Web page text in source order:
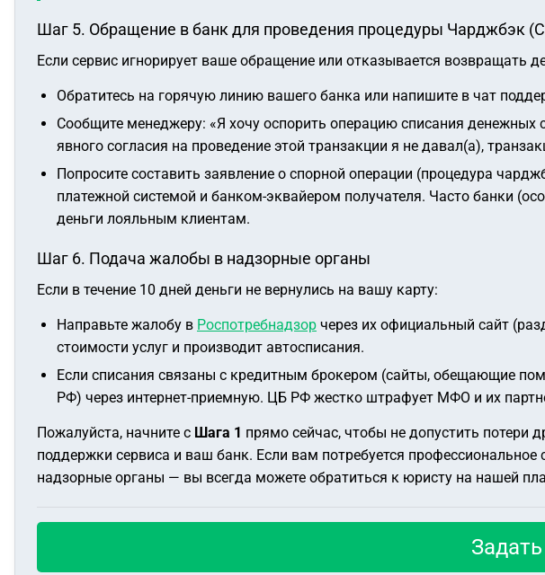
Шаг 5. Обращение в банк для проведения процедуры Чарджбэк
Если сервис игнорирует ваше обращение или отказывается возвращать
Обратитесь на горячую линию вашего банка или напишите в чат
Сообщите менеджеру: «Я хочу оспорить операцию списания денежных
явного согласия на проведение этой транзакции я не давал(а),
Попросите составить заявление о спорной операции (процедура
платежной системой и банком-эквайером получателя. Часто банки
деньги лояльным клиентам.
Шаг 6. Подача жалобы в надзорные органы
Если в течение 10 дней деньги не вернулись на вашу карту:
Направьте жалобу в Роспотребнадзор через их официальный сайт
стоимости услуг и производит автосписания.
Если списания связаны с кредитным брокером (сайты, обещающие
РФ) через интернет-приемную. ЦБ РФ жестко штрафует МФО и их
Пожалуйста, начните с Шага 1 прямо сейчас, чтобы не допустить потери
поддержки сервиса и ваш банк. Если вам потребуется
надзорные органы — вы всегда можете обратиться к юристу на нашей